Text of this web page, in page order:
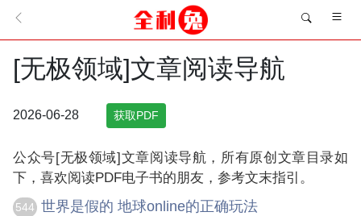
[无极领域]文章阅读导航
2026-06-28 获取PDF
公众号[无极领域]文章阅读导航，所有原创文章目录如
下，喜欢阅读PDF电子书的朋友，参考文末指引。
544 世界是假的 地球online的正确玩法